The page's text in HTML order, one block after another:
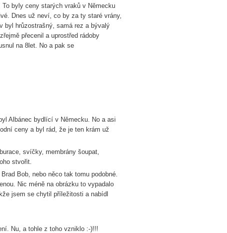
byly ceny starých vraků v Německu
Dnes už neví, co by za ty staré vrány,
byl hrůzostrašný, samá rez a bývalý
přecenil a uprostřed rádoby
na 8let. No a pak se
Albánec bydlící v Německu. No a asi
ceny a byl rád, že je ten krám už
svíčky, membrány šoupat,
stvořit.
Bob, nebo něco tak tomu podobné.
Nic méně na obrázku to vypadalo
jsem se chytil příležitosti a nabídl
Nu, a tohle z toho vzniklo :-)!!!